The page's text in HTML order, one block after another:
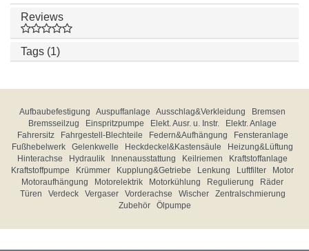
Reviews
Tags (1)
Aufbaubefestigung Auspuffanlage Ausschlag&Verkleidung
Bremsen
Bremsseilzug
Einspritzpumpe Elekt. Ausr. u. Instr.
Elektr. Anlage
Fahrersitz
Fahrgestell-Blechteile Federn&Aufhängung
Fensteranlage
Fußhebelwerk
Gelenkwelle Heckdeckel&Kastensäule
Heizung&Lüftung
Hinterachse
Hydraulik Innenausstattung Keilriemen
Kraftstoffanlage
Kraftstoffpumpe
Krümmer Kupplung&Getriebe Lenkung Luftfilter
Motor
Motoraufhängung
Motorelektrik Motorkühlung Regulierung
Räder
Türen
Verdeck Vergaser Vorderachse Wischer
Zentralschmierung
Zubehör
Ölpumpe